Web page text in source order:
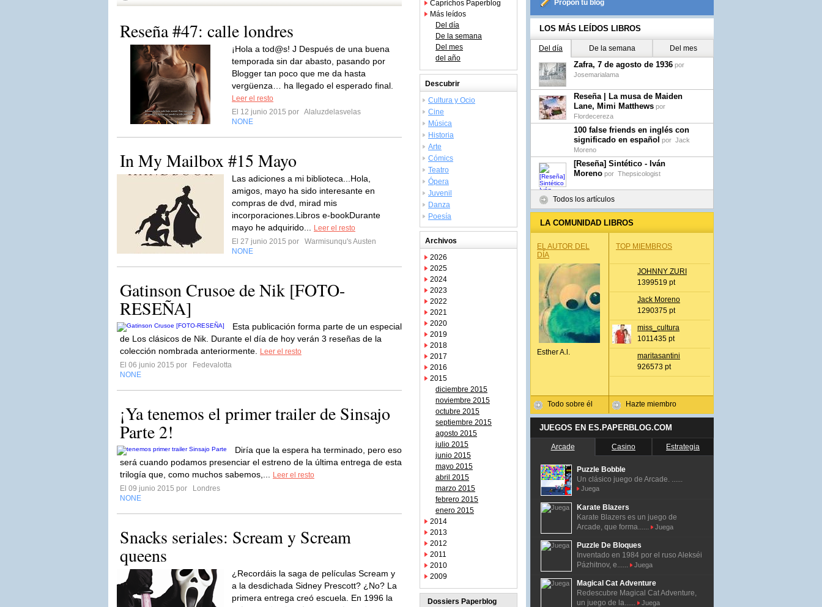
Reseña #47: calle londres
¡Hola a tod@s! J Después de una buena
temporada sin dar abasto, pasando por
Blogger tan poco que me da hasta
vergüenza… ha llegado el esperado final.
Leer el resto
El 12 junio 2015 por Alaluzdelasvelas
NONE
In My Mailbox #15 Mayo
Las adiciones a mi biblioteca...Hola,
amigos, mayo ha sido interesante en
compras de dvd, mirad mis
incorporaciones.Libros e-bookDurante
mayo he adquirido...
Leer el resto
El 27 junio 2015 por
Warmisunqu's Austen
NONE
Gatinson Crusoe de Nik [FOTO-
RESEÑA]
Esta publicación forma parte de un especial
de Los clásicos de Nik. Durante el día de hoy verán 3 reseñas de la
colección nombrada anteriormente.
Leer el resto
El 06 junio 2015 por
Fedevalotta
NONE
¡Ya tenemos el primer trailer de Sinsajo
Parte 2!
Diría que la espera ha terminado, pero eso
será cuando podamos presenciar el estreno de la última entrega de esta
trilogía que, como muchos sabemos,...
Leer el resto
El 09 junio 2015 por
Londres
NONE
Snacks seriales: Scream y Scream
queens
¿Recordáis la saga de películas Scream y
a la desdichada Sidney Prescott? ¿No? La
primera entrega creó escuela. En 1996 la
Caprichos Paperblog
Más leídos
Del día
De la semana
Del mes
del año
Descubrir
Cultura y Ocio
Cine
Música
Historia
Arte
Cómics
Teatro
Ópera
Juvenil
Danza
Poesía
Archivos
2026
2025
2024
2023
2022
2021
2020
2019
2018
2017
2016
2015
diciembre 2015
noviembre 2015
octubre 2015
septiembre 2015
agosto 2015
julio 2015
junio 2015
mayo 2015
abril 2015
marzo 2015
febrero 2015
enero 2015
2014
2013
2012
2011
2010
2009
Dossiers Paperblog
Propón tu blog
LOS MÁS LEÍDOS LIBROS
Del día De la semana Del mes
Zafra, 7 de agosto de 1936 por
Josemarialama
Reseña | La musa de Maiden
Lane, Mimi Matthews por
Flordecereza
100 false friends en inglés con
significado en español por Jack
Moreno
[Reseña] Sintético - Iván
Moreno por Thepsicologist
Todos los artículos
LA COMUNIDAD LIBROS
EL AUTOR DEL
DÍA
Esther A.l.
Todo sobre él
TOP MIEMBROS
JOHNNY ZURI
1399519 pt
Jack Moreno
1290375 pt
miss_cultura
1011435 pt
maritasantini
926573 pt
Hazte miembro
JUEGOS EN ES.PAPERBLOG.COM
Arcade Casino Estrategia
Puzzle Bobble
Un clásico juego de Arcade. ......
Juega
Karate Blazers
Karate Blazers es un juego de
Arcade, que forma......
Juega
Puzzle De Bloques
Inventado en 1984 por el ruso Alekséi
Pázhitnov, e......
Juega
Magical Cat Adventure
Redescubre Magical Cat Adventure,
un juego de la......
Juega